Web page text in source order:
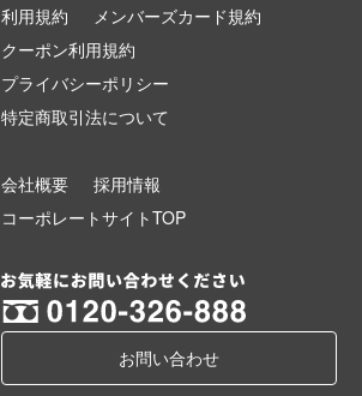
利用規約
メンバーズカード規約
クーポン利用規約
プライバシーポリシー
特定商取引法について
会社概要
採用情報
コーポレートサイトTOP
お問い合わせ